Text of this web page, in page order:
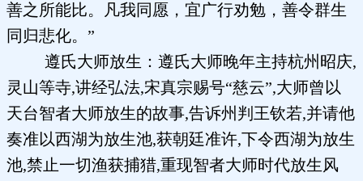
善之所能比。凡我同愿，宜广行劝勉，善令群生
同归悲化。”
遵氏大师放生：遵氏大师晚年主持杭州昭庆,
灵山等寺,讲经弘法,宋真宗赐号“慈云”,大师曾以
天台智者大师放生的故事,告诉州判王钦若,并请他
奏准以西湖为放生池,获朝廷准许,下令西湖为放生
池,禁止一切渔获捕猎,重现智者大师时代放生风